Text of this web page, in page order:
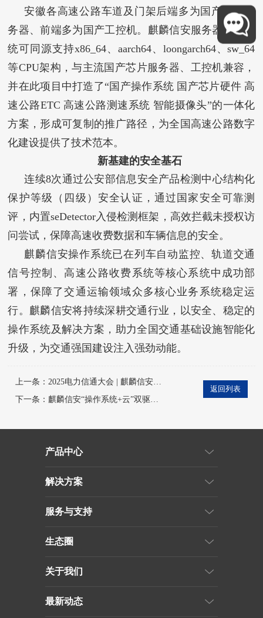
安徽各高速公路车道及门架后端多为国产海光服
务器、前端多为国产工控机。麒麟信安服务器操作系
统可同源支持x86_64、aarch64、loongarch64、sw_64
等CPU架构，与主流国产芯片服务器、工控机兼容，
并在此项目中打造了“国产操作系统 国产芯片硬件 高
速公路ETC 高速公路测速系统 智能摄像头”的一体化
方案，形成可复制的推广路径，为全国高速公路数字
化建设提供了技术范本。
新基建的安全基石
连续8次通过公安部信息安全产品检测中心结构化
保护等级（四级）安全认证，通过国家安全可靠测
评，内置seDetector入侵检测框架，高效拦截未授权访
问尝试，保障高速收费数据和车辆信息的安全。
麒麟信安操作系统已在列车自动监控、轨道交通
信号控制、高速公路收费系统等核心系统中成功部
署，保障了交通运输领域众多核心业务系统稳定运
行。麒麟信安将持续深耕交通行业，以安全、稳定的
操作系统及解决方案，助力全国交通基础设施智能化
升级，为交通强国建设注入强劲动能。
上一条：2025电力信通大会 | 麒麟信安以操作系统领军者之姿，全
下一条： 麒麟信安“操作系统+云”双驱动，推进某市公安局智慧警务
返回列表
产品中心
解决方案
服务与支持
生态圈
关于我们
最新动态